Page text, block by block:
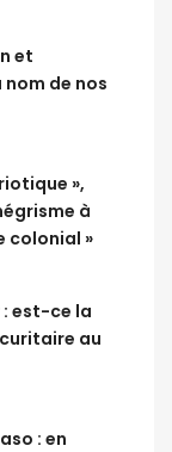
et
nom de nos
»,
à
colonial »
est-ce la
au
: en